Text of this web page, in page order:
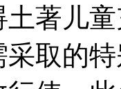
著儿
取的